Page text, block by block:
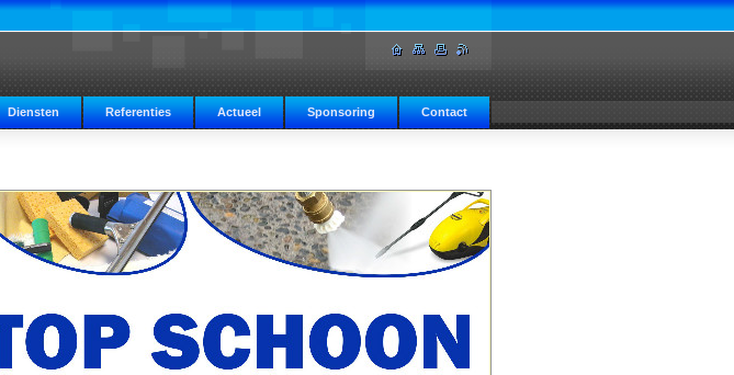
Diensten Referenties Actueel Sponsoring Contact